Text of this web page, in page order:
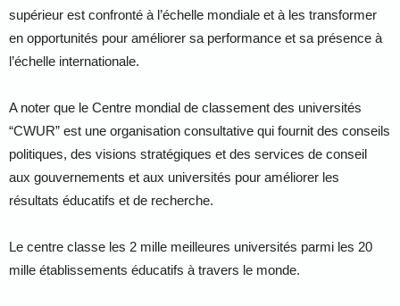
supérieur est confronté à l’échelle mondiale et à les transformer
en opportunités pour améliorer sa performance et sa présence à
l’échelle internationale.
A noter que le Centre mondial de classement des universités
“CWUR” est une organisation consultative qui fournit des conseils
politiques, des visions stratégiques et des services de conseil
aux gouvernements et aux universités pour améliorer les
résultats éducatifs et de recherche.
Le centre classe les 2 mille meilleures universités parmi les 20
mille établissements éducatifs à travers le monde.